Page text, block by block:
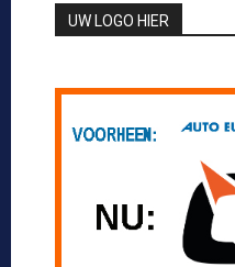
UW LOGO HIER